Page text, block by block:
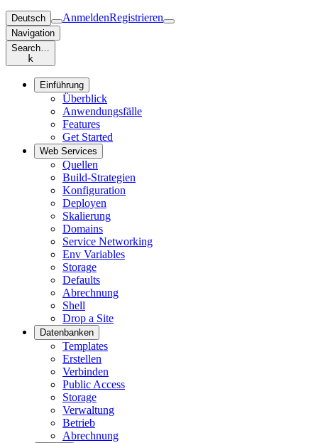
Deutsch AnmeldenRegistrieren
Navigation
Search…
k
Einführung
Überblick
Anwendungsfälle
Features
Get Started
Web Services
Quellen
Build-Strategien
Konfiguration
Deployen
Skalierung
Domains
Service Networking
Env Variables
Storage
Defaults
Abrechnung
Shell
Drop a Site
Datenbanken
Templates
Erstellen
Verbinden
Public Access
Storage
Verwaltung
Betrieb
Abrechnung